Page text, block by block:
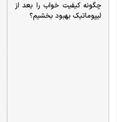
چگونه کیفیت خواب را بعد از
لیپوماتیک بهبود بخشیم؟